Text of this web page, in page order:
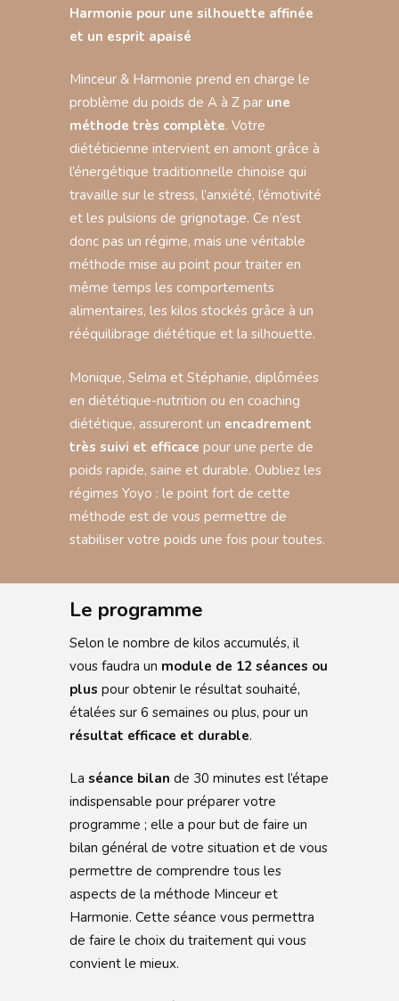
Harmonie pour une silhouette affinée
et un esprit apaisé
Minceur & Harmonie prend en charge le
problème du poids de A à Z parune
méthode très complète. Votre
diététicienne intervient en amont grâce à
l’énergétique traditionnelle chinoise qui
travaille sur le stress, l’anxiété, l’émotivité
et les pulsions de grignotage. Ce n’est
donc pas un régime, mais une véritable
méthode mise au point pour traiter en
même temps les comportements
alimentaires, les kilos stockés grâce à un
rééquilibrage diététique et la silhouette.
Monique, Selma et Stéphanie, diplômées
en diététique-nutrition ou en coaching
diététique, assureront un encadrement
très suivi et efficace pour une perte de
poids rapide, saine et durable. Oubliez les
régimes Yoyo : le point fort de cette
méthode est de vous permettre de
stabiliser votre poids une fois pour toutes.
Le programme
Selon le nombre de kilos accumulés, il
vous faudra un module de 12 séances ou
plus pour obtenir le résultat souhaité,
étalées sur 6 semaines ou plus, pour un
résultat efficace et durable.
La séance bilan de 30 minutes est l’étape
indispensable pour préparer votre
programme ; elle a pour but de faire un
bilan général de votre situation et de vous
permettre de comprendre tous les
aspects de la méthode Minceur et
Harmonie. Cette séance vous permettra
de faire le choix du traitement qui vous
convient le mieux.